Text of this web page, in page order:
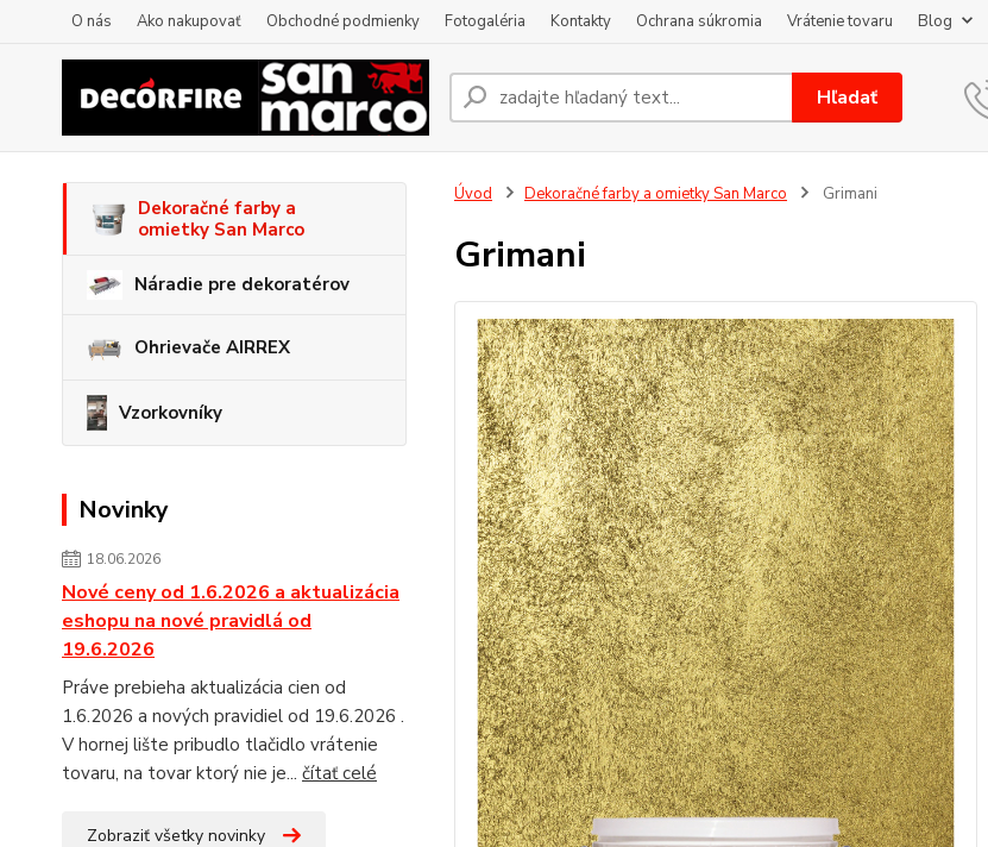
O nás Ako nakupovať Obchodné podmienky Fotogaléria Kontakty Ochrana súkromia Vrátenie tovaru Blog
Hľadať
Dekoračné farby a
omietky San Marco
Náradie pre dekoratérov
Ohrievače AIRREX
Vzorkovníky
Novinky
18.06.2026
Nové ceny od 1.6.2026 a aktualizácia
eshopu na nové pravidlá od
19.6.2026
Práve prebieha aktualizácia cien od
1.6.2026 a nových pravidiel od 19.6.2026 .
V hornej lište pribudlo tlačidlo vrátenie
tovaru, na tovar ktorý nie je... čítať celé
Zobraziť všetky novinky
Úvod Dekoračné farby a omietky San Marco Grimani
Grimani